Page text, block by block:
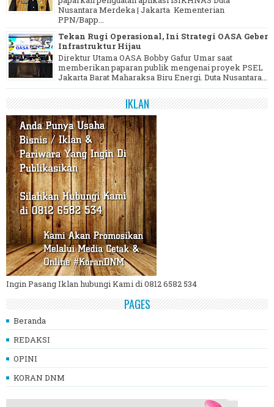
Nusantara Merdeka | Jakarta Kementerian
PPN/Bapp...
Tekan Rugi Operasional, Ini Strategi OASA Geber
Infrastruktur Hijau
Direktur Utama OASA Bobby Gafur Umar saat
memberikan paparan publik mengenai proyek PSEL
Jakarta Barat Maharaksa Biru Energi. Duta Nusantara...
IKLAN
Ingin Pasang Iklan hubungi Kami di 0812 6582 534
PAGES
Beranda
REDAKSI
OPINI
KORAN DNM